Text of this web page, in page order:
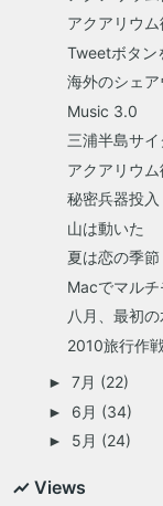
アクアリウム
Tweetボタン
海外のシェ
Music 3.0
三浦半島サイ
アクアリウム
秘密兵器投入
山は動いた
夏は恋の季節
Macでマル
八月、最初の
2010旅行作
► 7月 (22)
► 6月 (34)
► 5月 (24)
Views